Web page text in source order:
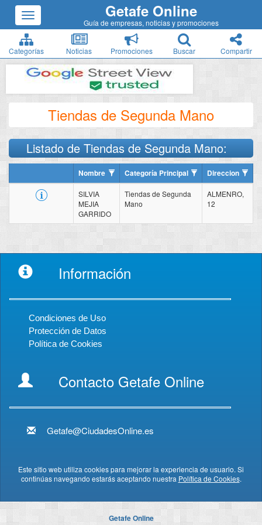
Getafe Online
Guía de empresas, noticias y promociones
Categorías Noticias Promociones Buscar Compartir
Tiendas de Segunda Mano
Listado de Tiendas de Segunda Mano:
Nombre Categoría Principal Direccion
SILVIA
MEJIA
GARRIDO
Tiendas de Segunda
Mano
ALMENRO,
12
Información
Condiciones de Uso
Protección de Datos
Política de Cookies
Contacto Getafe Online
Getafe@CiudadesOnline.es
Este sitio web utiliza cookies para mejorar la experiencia de usuario. Si
continúas navegando estarás aceptando nuestra Política de Cookies.
Getafe Online